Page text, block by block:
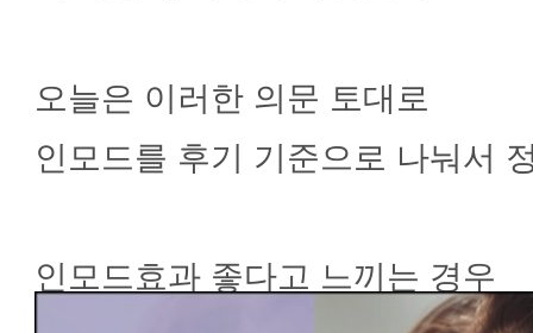
오늘은 이러한 의문 토대로
인모드를 후기 기준으로 나눠서
인모드효과 좋다고 느끼는 경우